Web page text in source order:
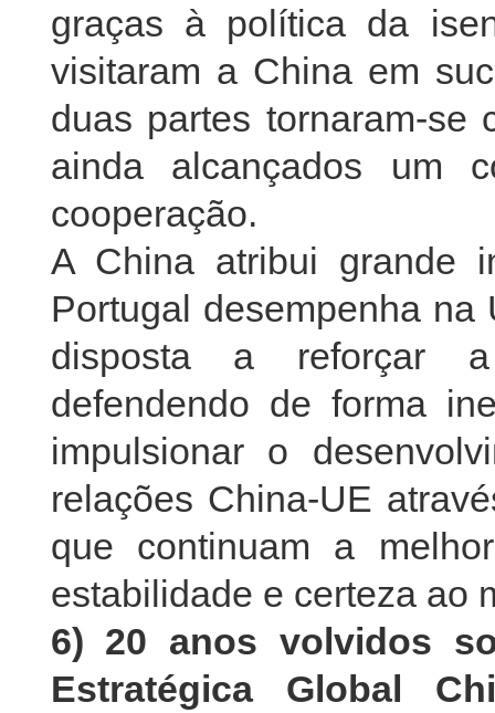
graças à política da
visitaram a China em
duas partes tornaram-se
ainda alcançados um
cooperação.
A China atribui grande
Portugal desempenha
disposta a reforçar a
defendendo de forma
impulsionar o
relações China-UE
que continuam a
estabilidade e certeza ao
6) 20 anos volvidos
Estratégica Global